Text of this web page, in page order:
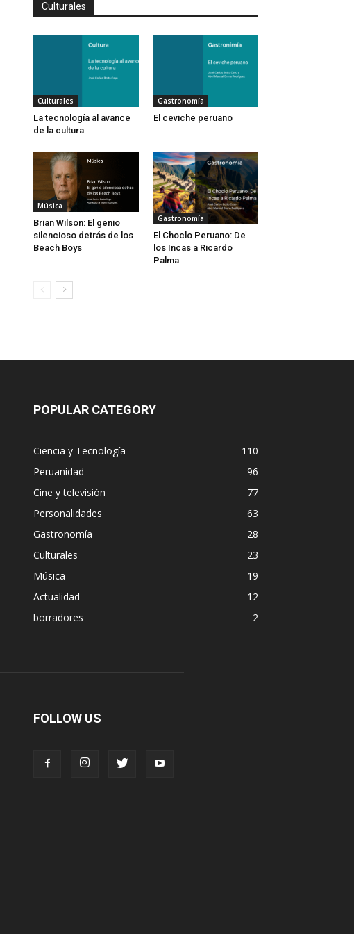
Culturales
Culturales
La tecnología al avance
de la cultura
Gastronomía
El ceviche peruano
Música
Brian Wilson: El genio
silencioso detrás de los
Beach Boys
Gastronomía
El Choclo Peruano: De
los Incas a Ricardo
Palma
POPULAR CATEGORY
Ciencia y Tecnología
110
Peruanidad
96
Cine y televisión
77
Personalidades
63
Gastronomía
28
Culturales
23
Música
19
Actualidad
12
borradores
2
FOLLOW US